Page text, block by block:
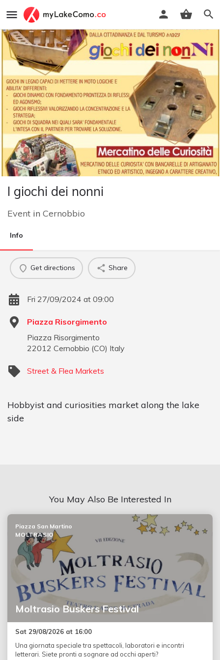
I giochi dei nonni
Event in Cernobbio
Info
Get directions Share
Fri 27/09/2024 at 09:00
Piazza Risorgimento
Piazza Risorgimento
22012 Cernobbio (CO) Italy
Street & Flea Markets
Hobbyist and curiosities market along the lake
side
You May Also Be Interested In
Moltrasio Buskers Festival
Piazza San Martino
MOLTRASIO
Sat 29/08/2026 at 16:00
Una giornata speciale tra spettacoli, laboratori e incontri
letterari. Siete pronti a sognare ad occhi aperti?